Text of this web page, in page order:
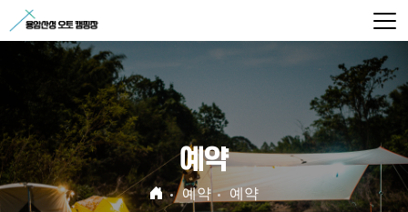
예약
예약 예약